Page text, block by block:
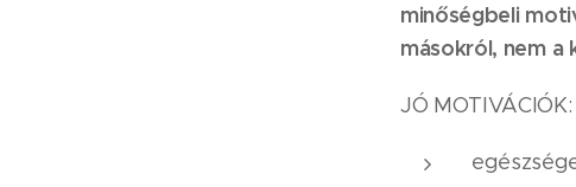
minőségbeli
másokról, nem a
JÓ MOTIVÁCIÓK: